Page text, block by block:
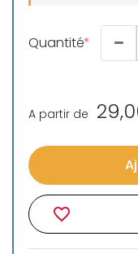
Quantité
A partir de
favorite_border